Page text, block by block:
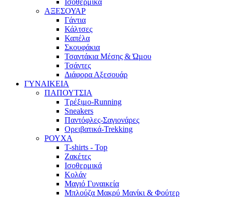
Ισοθερμικά
ΑΞΕΣΟΥΑΡ
Γάντια
Κάλτσες
Καπέλα
Σκουφάκια
Τσαντάκια Μέσης & Ώμου
Τσάντες
Διάφορα Αξεσουάρ
ΓΥΝΑΙΚΕΙΑ
ΠΑΠΟΥΤΣΙΑ
Τρέξιμο-Running
Sneakers
Παντόφλες-Σαγιονάρες
Ορειβατικά-Trekking
ΡΟΥΧΑ
T-shirts - Top
Ζακέτες
Ισοθερμικά
Κολάν
Μαγιό Γυναικεία
Μπλούζα Μακρύ Μανίκι & Φούτερ